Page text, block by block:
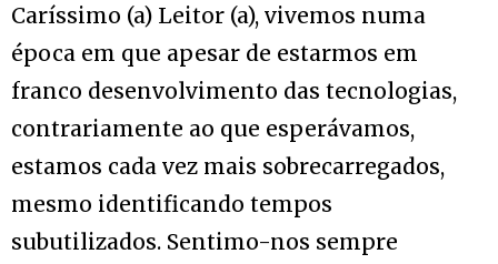
Caríssimo (a) Leitor (a), vivemos numa
época em que apesar de estarmos em
franco desenvolvimento das tecnologias,
contrariamente ao que esperávamos,
estamos cada vez mais sobrecarregados,
mesmo identificando tempos
subutilizados. Sentimo-nos sempre